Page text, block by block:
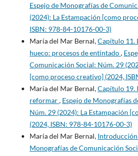
Espejo de Monografías de
(2024): La Estampación [como
ISBN: 978-84-10176-00-3)
María del Mar Bernal,Capítulo 11.
hueco: procesos de entintado,
Comunicación Social: Núm. 29
[como proceso creativo] (2024,
María del Mar Bernal,Capítulo 19.
reformar, Espejo de Monografías
Núm. 29 (2024): La Estampación
(2024, ISBN: 978-84-10176-00-3)
María del Mar Bernal, Introducción
Monografías de Comunicación